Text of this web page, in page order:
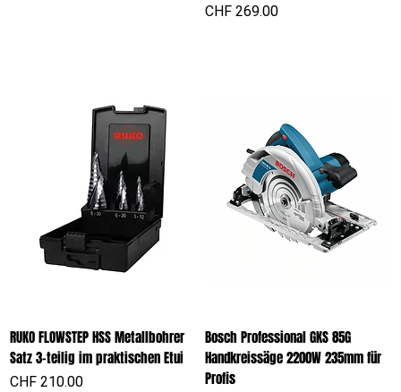
Preis
CHF 269.00
RUKO FLOWSTEP HSS Metallbohrer
Satz 3-teilig im praktischen Etui
Preis
CHF 210.00
Bosch Professional GKS 85G
Handkreissäge 2200W 235mm für
Profis